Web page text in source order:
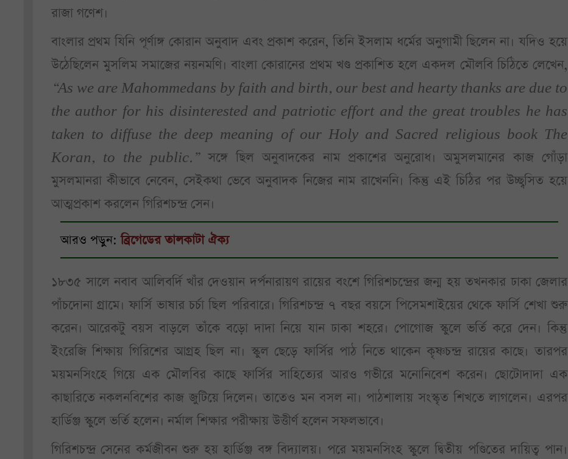
রাজা গণেশ।
বাংলার প্রথম যিনি পূর্ণাঙ্গ কোরান অনুবাদ এবং প্রকাশ করেন, তিনি ইসলাম ধর্মের অনুগামী ছিলেন না। যদিও হয়ে
উঠেছিলেন মুসলিম সমাজের নয়নমণি। বাংলা কোরানের প্রথম খণ্ড প্রকাশিত হলে একদল মৌলবি চিঠিতে লেখেন,
“As we are Mahommedans by faith and birth, our best and hearty thanks are due to
the author for his disinterested and patriotic effort and the great troubles he has
taken to diffuse the deep meaning of our Holy and Sacred religious book The
Koran, to the public.”সঙ্গে ছিল অনুবাদকের নাম প্রকাশের অনুরোধ। অমুসলমানের কাজ গোঁড়া
মুসলমানরা কীভাবে নেবেন, সেইকথা ভেবে অনুবাদক নিজের নাম রাখেননি। কিন্তু এই চিঠির পর উচ্ছ্বসিত হয়ে
আত্মপ্রকাশ করলেন গিরিশচন্দ্র সেন।
আরও পড়ুন:ব্রিগেডের তালকাটা ঐক্য
১৮৩৫ সালে নবাব আলিবর্দি খাঁর দেওয়ান দর্পনারায়ণ রায়ের বংশে গিরিশচন্দ্রের জন্ম হয় তখনকার ঢাকা জেলার
পাঁচদোনা গ্রামে। ফার্সি ভাষার চর্চা ছিল পরিবারে। গিরিশচন্দ্র ৭ বছর বয়সে পিসেমশাইয়ের থেকে ফার্সি শেখা শুরু
করেন। আরেকটু বয়স বাড়লে তাঁকে বড়ো দাদা নিয়ে যান ঢাকা শহরে। পোগোজ স্কুলে ভর্তি করে দেন। কিন্তু
ইংরেজি শিক্ষায় গিরিশের আগ্রহ ছিল না। স্কুল ছেড়ে ফার্সির পাঠ নিতে থাকেন কৃষ্ণচন্দ্র রায়ের কাছে। তারপর
ময়মনসিংহে গিয়ে এক মৌলবির কাছে ফার্সির সাহিত্যের আরও গভীরে মনোনিবেশ করেন। ছোটোদাদা এক
কাছারিতে নকলনবিশের কাজ জুটিয়ে দিলেন। তাতেও মন বসল না। পাঠশালায় সংস্কৃত শিখতে লাগলেন। এরপর
হার্ডিঞ্জ স্কুলে ভর্তি হলেন। নর্মাল শিক্ষার পরীক্ষায় উত্তীর্ণ হলেন সফলভাবে।
গিরিশচন্দ্র সেনের কর্মজীবন শুরু হয় হার্ডিঞ্জ বঙ্গ বিদ্যালয়। পরে ময়মনসিংহ স্কুলে দ্বিতীয় পণ্ডিতের দায়িত্ব পান।